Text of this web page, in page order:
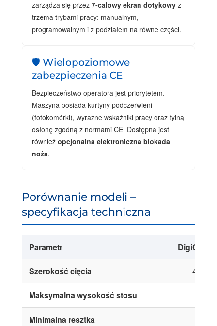
zarządza się przez 7-calowy ekran dotykowyz
trzema trybami pracy: manualnym,
programowalnym i z podziałem na równe części.
🛡️ Wielopoziomowe
zabezpieczenia CE
Bezpieczeństwo operatora jest priorytetem.
Maszyna posiada kurtyny podczerwieni
(fotokomórki), wyraźne wskaźniki pracy oraz tylną
osłonę zgodną z normami CE. Dostępna jest
również opcjonalna elektroniczna blokada
noża.
Porównanie modeli –
specyfikacja techniczna
Parametr DigiCut
Szerokość cięcia 460
Maksymalna wysokość stosu 80
Minimalna resztka 30